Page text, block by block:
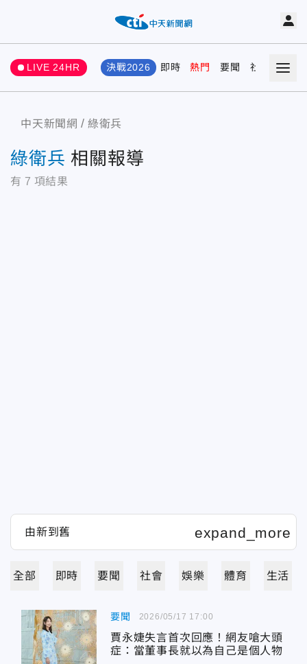
LIVE 24HR 決戰2026 即時 熱門 要聞 社會 娛樂
中天新聞網 綠衛兵
綠衛兵 相關報導
有 7 項結果
全部 即時 要聞 社會 娛樂 體育 生活
要聞
賈永婕失言首次回應！網友嗆大頭
症：當董事長就以為自己是個人物
2026/05/17 17:00